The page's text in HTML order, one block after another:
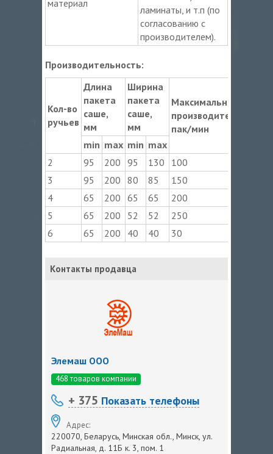
материал
ламинаты, и т.п (по
согласованию с
производителем).
Производительность:
Кол-во
ручьев
Длина
пакета
саше,
мм
Ширина
пакета
саше,
мм
Максимальная
производительность
пак/мин
min max min max
2
95 200 95 130
100
3
95 200 80 85
150
4
65 200 65 65
200
5
65 200 52 52
250
6
65 200 40 40 30
Контакты продавца
Элемаш ООО
468 товаров компании
+ 375 Показать телефоны
Адрес:
220070, Беларусь, Минская обл., Минск, ул.
Радиальная, д. 11Б к. 3, пом. 1